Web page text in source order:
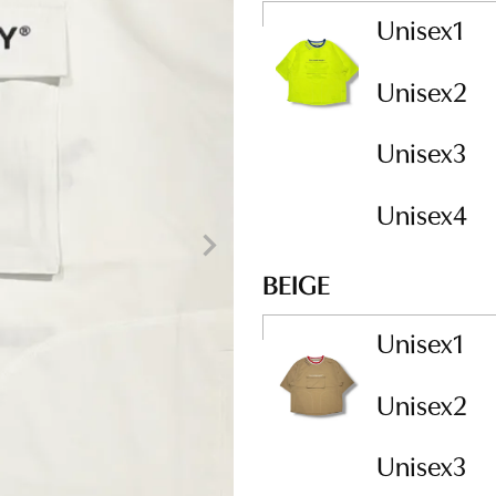
Unisex1
Unisex2
Unisex3
Unisex4
BEIGE
Unisex1
Unisex2
Unisex3